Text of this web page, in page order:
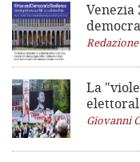
Venezia
Redazione
La
Giovanni